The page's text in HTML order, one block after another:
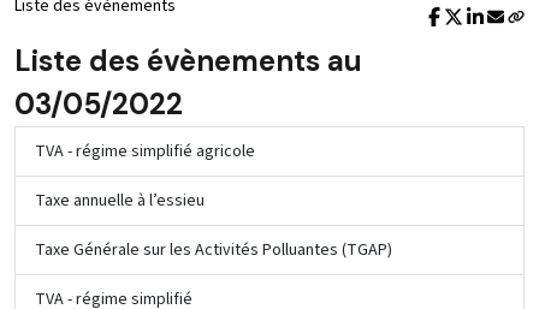
Liste des évènements
Liste des évènements au
03/05/2022
TVA - régime simplifié agricole
Taxe annuelle à l’essieu
Taxe Générale sur les Activités Polluantes (TGAP)
TVA - régime simplifié